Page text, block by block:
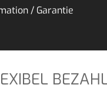
/ Garantie